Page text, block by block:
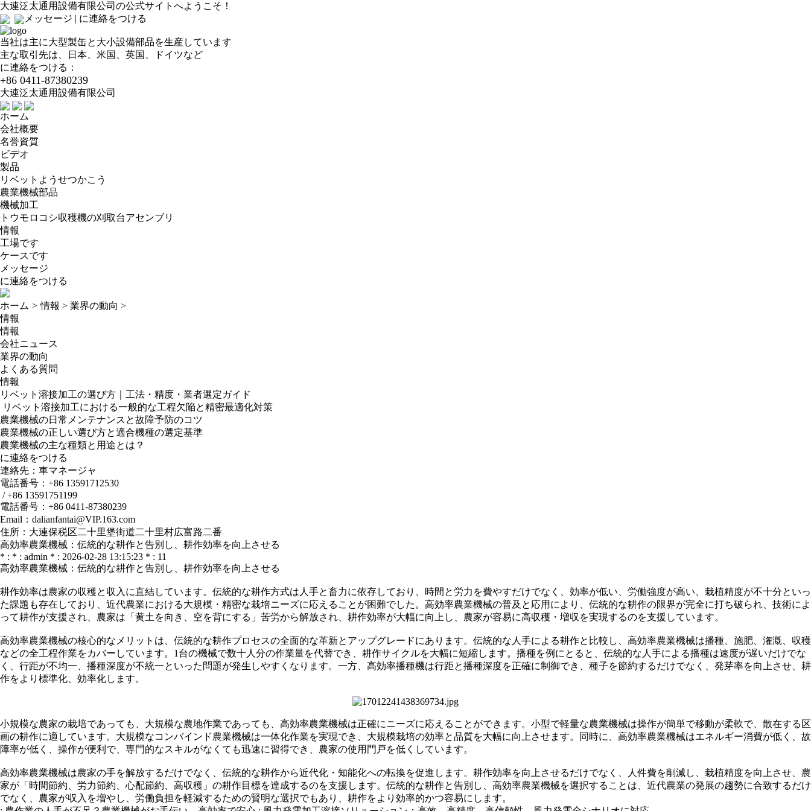
大連泛太通用設備有限公司の公式サイトへようこそ！
メッセージ | に連絡をつける
当社は主に大型製缶と大小設備部品を生産しています
主な取引先は、日本、米国、英国、ドイツなど
に連絡をつける：
+86 0411-87380239
大連泛太通用設備有限公司
ホーム
会社概要
名誉資質
ビデオ
製品
リベットようせつかこう
農業機械部品
機械加工
トウモロコシ収穫機の刈取台アセンブリ
情報
工場です
ケースです
メッセージ
に連絡をつける
ホーム > 情報 > 業界の動向 >
情報
情報
会社ニュース
業界の動向
よくある質問
情報
リベット溶接加工の選び方｜工法・精度・業者選定ガイド
​ リベット溶接加工における一般的な工程欠陥と精密最適化対策
農業機械の日常メンテナンスと故障予防のコツ
農業機械の正しい選び方と適合機種の選定基準
農業機械の主な種類と用途とは？
に連絡をつける
連絡先：車マネージャ
電話番号：+86 13591712530
/ +86 13591751199
電話番号：+86 0411-87380239
Email：dalianfantai@VIP.163.com
住所：大連保税区二十里堡街道二十里村広富路二番
高効率農業機械：伝統的な耕作と告別し、耕作効率を向上させる
* : * : admin * : 2026-02-28 13:15:23 * : 11
高効率農業機械：伝統的な耕作と告別し、耕作効率を向上させる
耕作効率は農家の収穫と収入に直結しています。伝統的な耕作方式は人手と畜力に依存しており、時間と労力を費やすだけでなく、効率が低い、労働強度が高い、栽植精度が不十分といっ
た課題も存在しており、近代農業における大規模・精密な栽培ニーズに応えることが困難でした。高効率農業機械の普及と応用により、伝統的な耕作の限界が完全に打ち破られ、技術によ
って耕作が支援され、農家は「黄土を向き、空を背にする」苦労から解放され、耕作効率が大幅に向上し、農家が容易に高収穫・増収を実現するのを支援しています。
高効率農業機械の核心的なメリットは、伝統的な耕作プロセスの全面的な革新とアップグレードにあります。伝統的な人手による耕作と比較し、高効率農業機械は播種、施肥、潅漑、収穫
などの全工程作業をカバーしています。1台の機械で数十人分の作業量を代替でき、耕作サイクルを大幅に短縮します。播種を例にとると、伝統的な人手による播種は速度が遅いだけでな
く、行距が不均一、播種深度が不統一といった問題が発生しやすくなります。一方、高効率播種機は行距と播種深度を正確に制御でき、種子を節約するだけでなく、発芽率を向上させ、耕
作をより標準化、効率化します。
小規模な農家の栽培であっても、大規模な農地作業であっても、高効率農業機械は正確にニーズに応えることができます。小型で軽量な農業機械は操作が簡単で移動が柔軟で、散在する区
画の耕作に適しています。大規模なコンバインド農業機械は一体化作業を実現でき、大規模栽培の効率と品質を大幅に向上させます。同時に、高効率農業機械はエネルギー消費が低く、故
障率が低く、操作が便利で、専門的なスキルがなくても迅速に習得でき、農家の使用門戸を低くしています。
高効率農業機械は農家の手を解放するだけでなく、伝統的な耕作から近代化・知能化への転換を促進します。耕作効率を向上させるだけでなく、人件費を削減し、栽植精度を向上させ、農
家が「時間節約、労力節約、心配節約、高収穫」の耕作目標を達成するのを支援します。伝統的な耕作と告別し、高効率農業機械を選択することは、近代農業の発展の趨勢に合致するだけ
でなく、農家が収入を増やし、労働負担を軽減するための賢明な選択でもあり、耕作をより効率的かつ容易にします。